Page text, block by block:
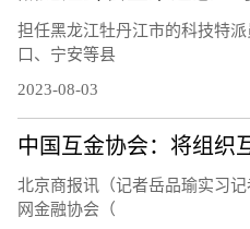
担任黑龙江牡丹江市的科技特
口、宁安等县
2023-08-03
北京商报讯（记者岳品瑜实习
网金融协会（